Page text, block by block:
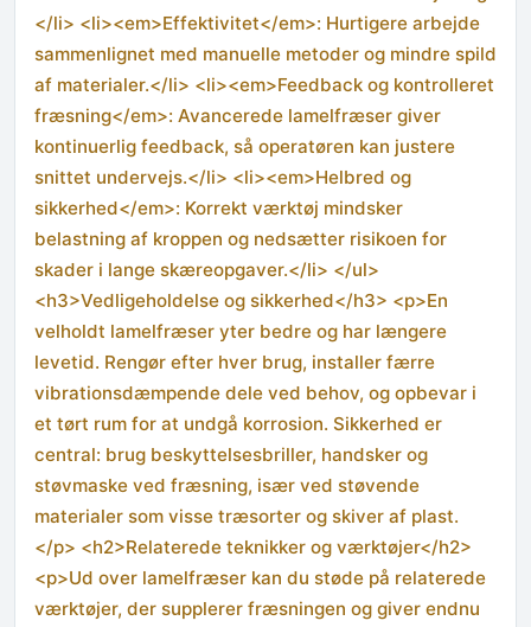
</li> <li><em>Effektivitet</em>: Hurtigere arbejde
sammenlignet med manuelle metoder og mindre spild
af materialer.</li> <li><em>Feedback og kontrolleret
fræsning</em>: Avancerede lamelfræser giver
kontinuerlig feedback, så operatøren kan justere
snittet undervejs.</li> <li><em>Helbred og
sikkerhed</em>: Korrekt værktøj mindsker
belastning af kroppen og nedsætter risikoen for
skader i lange skæreopgaver.</li> </ul>
<h3>Vedligeholdelse og sikkerhed</h3> <p>En
velholdt lamelfræser yter bedre og har længere
levetid. Rengør efter hver brug, installer færre
vibrationsdæmpende dele ved behov, og opbevar i
et tørt rum for at undgå korrosion. Sikkerhed er
central: brug beskyttelsesbriller, handsker og
støvmaske ved fræsning, især ved støvende
materialer som visse træsorter og skiver af plast.
</p> <h2>Relaterede teknikker og værktøjer</h2>
<p>Ud over lamelfræser kan du støde på relaterede
værktøjer, der supplerer fræsningen og giver endnu